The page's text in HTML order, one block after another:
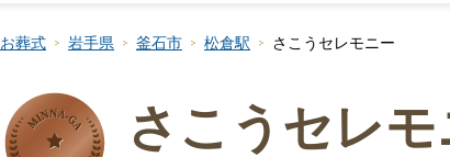
葬儀マニュアル一覧
葬儀の準備〜葬儀後まで
関東
お葬式 岩手県 釜石市 松倉駅 さこうセレモニー
さこうセレモ